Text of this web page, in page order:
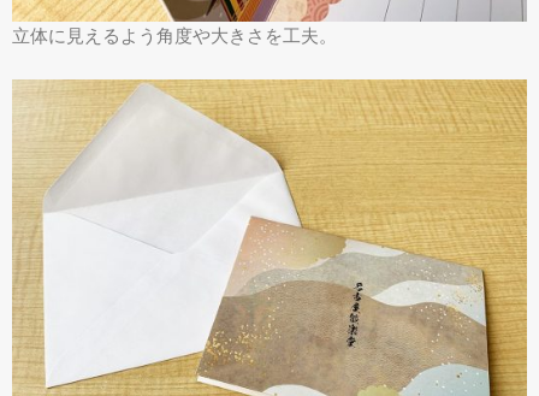
立体に見えるよう角度や大きさを工夫。